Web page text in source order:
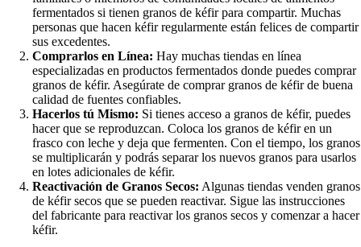
fermentados si tienen granos de kéfir para compartir. Muchas
personas que hacen kéfir regularmente están felices de compartir
sus excedentes.
Comprarlos en Línea: Hay muchas tiendas en línea
especializadas en productos fermentados donde puedes comprar
granos de kéfir. Asegúrate de comprar granos de kéfir de buena
calidad de fuentes confiables.
Hacerlos tú Mismo: Si tienes acceso a granos de kéfir, puedes
hacer que se reproduzcan. Coloca los granos de kéfir en un
frasco con leche y deja que fermenten. Con el tiempo, los granos
se multiplicarán y podrás separar los nuevos granos para usarlos
en lotes adicionales de kéfir.
Reactivación de Granos Secos: Algunas tiendas venden granos
de kéfir secos que se pueden reactivar. Sigue las instrucciones
del fabricante para reactivar los granos secos y comenzar a hacer
kéfir.